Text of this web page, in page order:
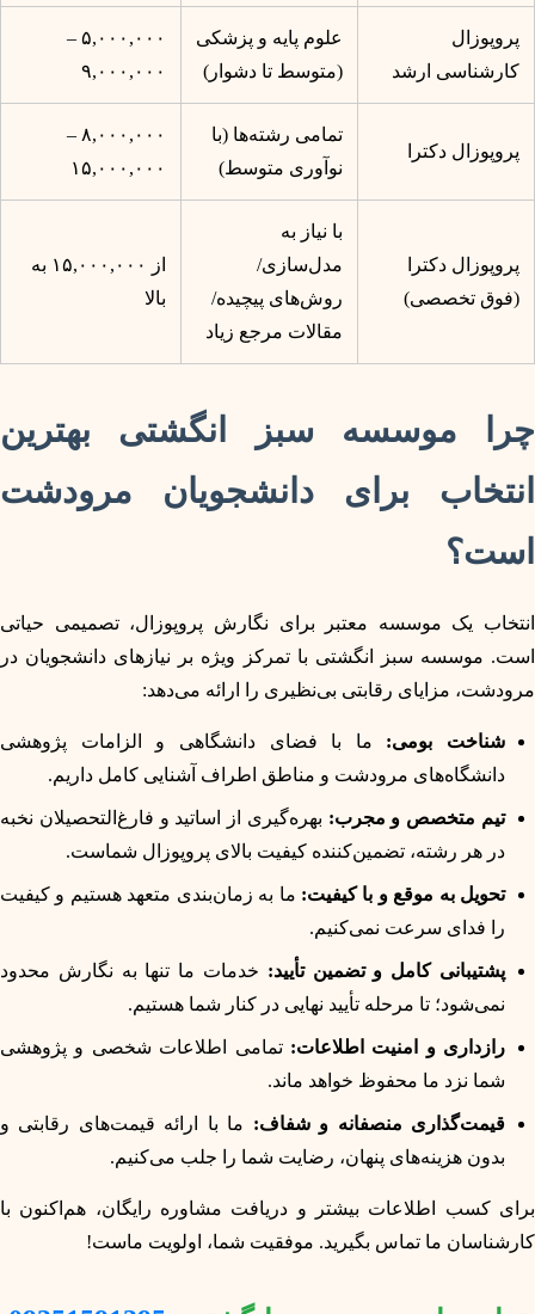
پروپوزال
کارشناسی ارشد
علوم پایه و پزشکی
(متوسط تا دشوار)
۵,۰۰۰,۰۰۰ –
۹,۰۰۰,۰۰۰
پروپوزال دکترا
تمامی رشته‌ها (با
نوآوری متوسط)
۸,۰۰۰,۰۰۰ –
۱۵,۰۰۰,۰۰۰
پروپوزال دکترا
(فوق تخصصی)
با نیاز به
مدل‌سازی/
روش‌های پیچیده/
مقالات مرجع زیاد
از ۱۵,۰۰۰,۰۰۰ به
بالا
چرا موسسه سبز انگشتی بهترین
انتخاب برای دانشجویان مرودشت
است؟
انتخاب یک موسسه معتبر برای نگارش پروپوزال، تصمیمی حیاتی
است. موسسه سبز انگشتی با تمرکز ویژه بر نیازهای دانشجویان در
مرودشت، مزایای رقابتی بی‌نظیری را ارائه می‌دهد:
شناخت بومی: ما با فضای دانشگاهی و الزامات پژوهشی
دانشگاه‌های مرودشت و مناطق اطراف آشنایی کامل داریم.
تیم متخصص و مجرب: بهره‌گیری از اساتید و فارغ‌التحصیلان نخبه
در هر رشته، تضمین‌کننده کیفیت بالای پروپوزال شماست.
تحویل به موقع و با کیفیت: ما به زمان‌بندی متعهد هستیم و کیفیت
را فدای سرعت نمی‌کنیم.
پشتیبانی کامل و تضمین تأیید: خدمات ما تنها به نگارش محدود
نمی‌شود؛ تا مرحله تأیید نهایی در کنار شما هستیم.
رازداری و امنیت اطلاعات: تمامی اطلاعات شخصی و پژوهشی
شما نزد ما محفوظ خواهد ماند.
قیمت‌گذاری منصفانه و شفاف: ما با ارائه قیمت‌های رقابتی و
بدون هزینه‌های پنهان، رضایت شما را جلب می‌کنیم.
برای کسب اطلاعات بیشتر و دریافت مشاوره رایگان، هم‌اکنون با
کارشناسان ما تماس بگیرید. موفقیت شما، اولویت ماست!